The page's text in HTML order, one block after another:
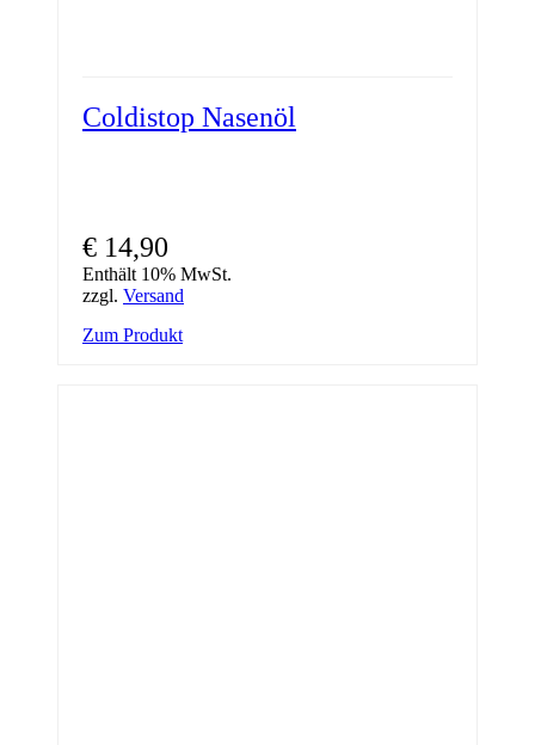
Coldistop Nasenöl
€ 14,90
Enthält 10% MwSt.
zzgl. Versand
Zum Produkt